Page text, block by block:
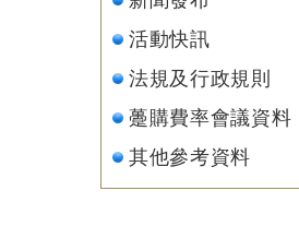
活動快訊
法規及行政規則
躉購費率會議資料
其他參考資料